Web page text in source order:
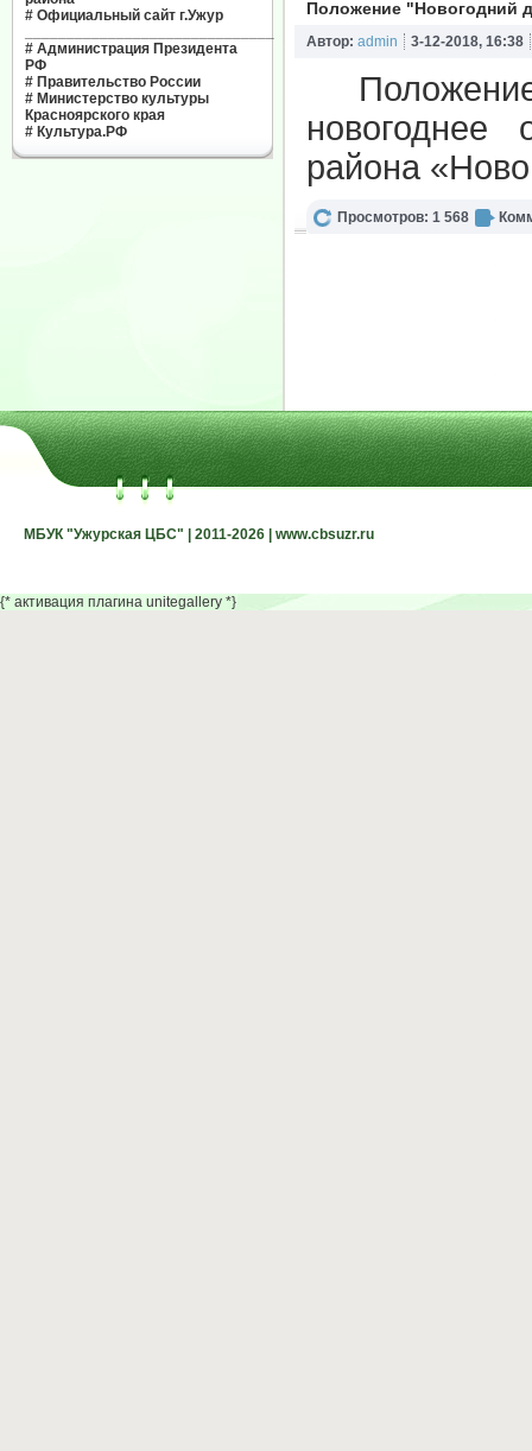
# Официальный сайт г.Ужур
# Администрация Президента
РФ
# Правительство России
# Министерство культуры
Красноярского края
# Культура.РФ
Положение "Новогодний
Автор: admin 3-12-2018, 16:38
Положение
новогоднее
района
Просмотров: 1 568
МБУК "Ужурская ЦБС" | 2011-2026 | www.cbsuzr.ru
МБУК "Ужурская ЦБС" | 2011-2026 | www.cbsuzr.ru
{* активация плагина unitegallery *}